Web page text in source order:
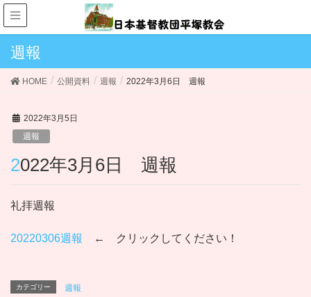
週報
HOME 公開資料 週報 2022年3月6日 週報
2022年3月5日
週報
2022年3月6日 週報
礼拝週報
20220306週報 ← クリックしてください！
カテゴリー 週報